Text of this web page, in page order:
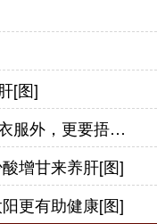
[图]
俗话说“春捂秋冻”，除了别急着脱衣服外，更要捂好这几个穴位
增甘来养肝[图]
更有助健康[图]